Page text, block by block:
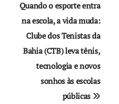
Quando o esporte entra
na escola, a vida muda:
Clube dos Tenistas da
Bahia (CTB) leva tênis,
tecnologia e novos
sonhos às escolas
públicas